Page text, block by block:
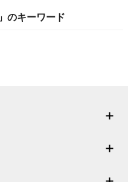
」のキーワード